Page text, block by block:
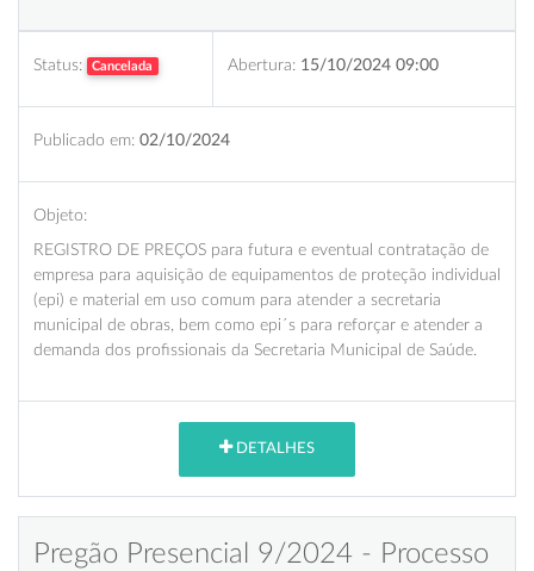
Status: Cancelada Abertura: 15/10/2024 09:00
Publicado em: 02/10/2024
Objeto:
REGISTRO DE PREÇOS para futura e eventual contratação de
empresa para aquisição de equipamentos de proteção individual
(epi) e material em uso comum para atender a secretaria
municipal de obras, bem como epi´s para reforçar e atender a
demanda dos profissionais da Secretaria Municipal de Saúde.
DETALHES
Pregão Presencial 9/2024 - Processo